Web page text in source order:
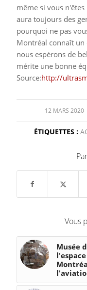
même si vous
aura toujours des
pourquoi ne pas
Montréal connaît
nous espérons de
mérite une bonne
Source:http://
12 MARS 2020
/
ÉTIQUETTES :
Vous
Musée